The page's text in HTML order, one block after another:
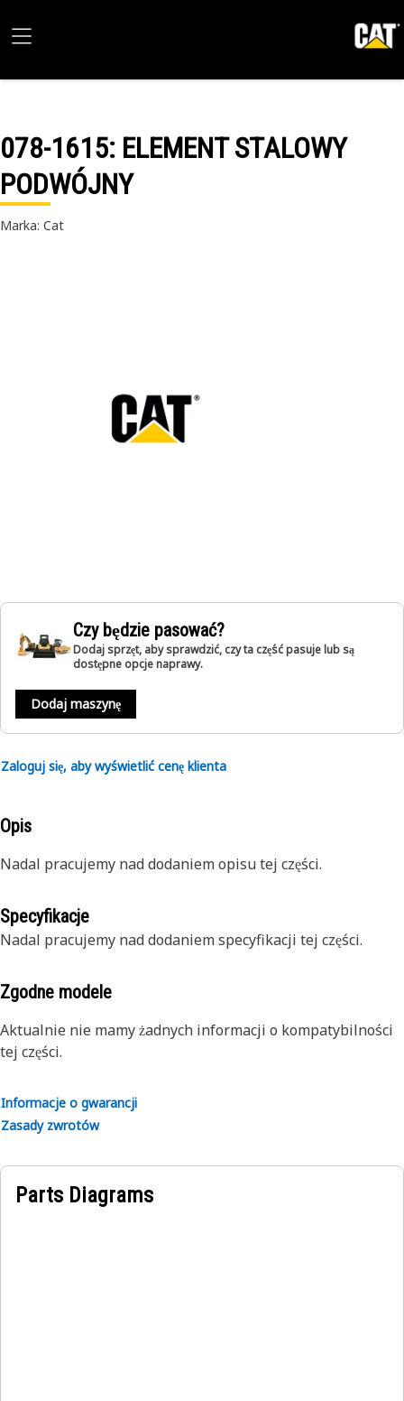
078-1615: ELEMENT STALOWY
PODWÓJNY
Marka: Cat
Czy będzie pasować?
Dodaj sprzęt, aby sprawdzić, czy ta część pasuje lub są
dostępne opcje naprawy.
Dodaj maszynę
Zaloguj się, aby wyświetlić cenę klienta
Opis
Nadal pracujemy nad dodaniem opisu tej części.
Specyfikacje
Nadal pracujemy nad dodaniem specyfikacji tej części.
Zgodne modele
Aktualnie nie mamy żadnych informacji o kompatybilności
tej części.
Informacje o gwarancji
Zasady zwrotów
Parts Diagrams